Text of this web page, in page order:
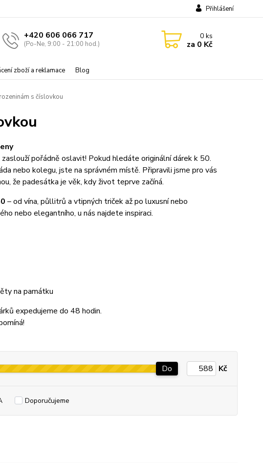
zboží a reklamace Blog
Přihlášení
+420 606 066 717
(Po-Ne, 9:00 - 21:00 hod.)
0ks
za 0 Kč
s číslovkou
pořádně oslavit! Pokud hledáte originální dárek k 50.
nebo kolegu, jste na správném místě. Připravili jsme pro vás
že padesátka je věk, kdy život teprve začíná.
– od vína, půllitrů a vtipných triček až po luxusní nebo
nebo elegantního, u nás najdete inspiraci.
na památku
expedujeme do 48 hodin.
Do Kč
Doporučujeme